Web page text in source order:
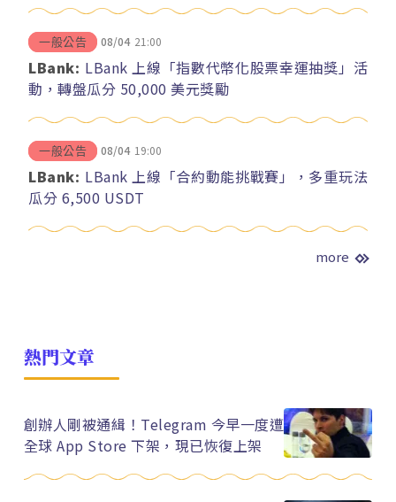
一般公告 08/04 21:00
LBank: LBank 上線「指數代幣化股票幸運抽獎」活
動，轉盤瓜分 50,000 美元獎勵
一般公告 08/04 19:00
LBank: LBank 上線「合約動能挑戰賽」，多重玩法
瓜分 6,500 USDT
more
熱門文章
創辦人剛被通緝！Telegram 今早一度遭
全球 App Store 下架，現已恢復上架